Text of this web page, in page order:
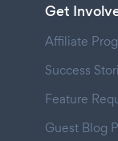
Get
Affiliate
Success
Feature
Guest Blog